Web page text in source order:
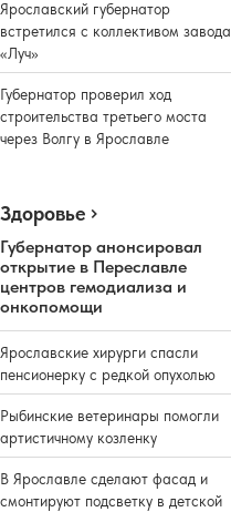
Ярославский губернатор
встретился с коллективом завода
«Луч»
Губернатор проверил ход
строительства третьего моста
через Волгу в Ярославле
Здоровье
Губернатор анонсировал
открытие в Переславле
центров гемодиализа и
онкопомощи
Ярославские хирурги спасли
пенсионерку с редкой опухолью
Рыбинские ветеринары помогли
артистичному козленку
В Ярославле сделают фасад и
смонтируют подсветку в детской